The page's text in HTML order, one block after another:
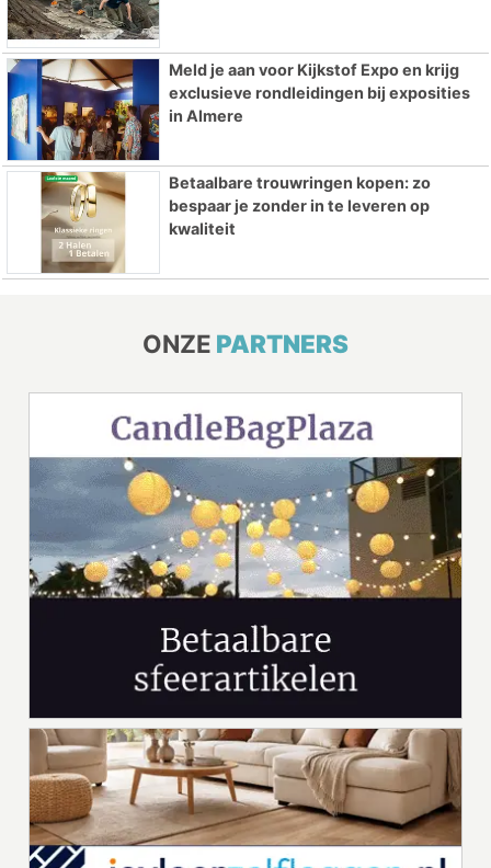
Meld je aan voor Kijkstof Expo en krijg
exclusieve rondleidingen bij exposities
in Almere
Betaalbare trouwringen kopen: zo
bespaar je zonder in te leveren op
kwaliteit
ONZE PARTNERS